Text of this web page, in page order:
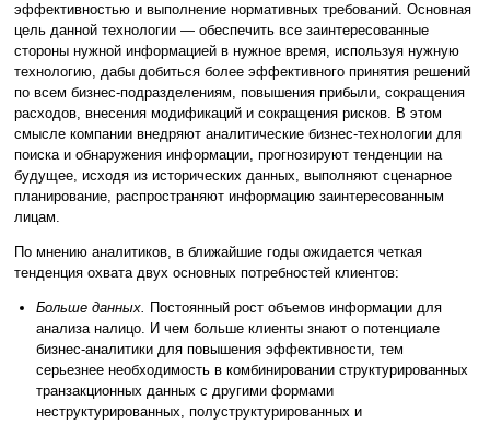
эффективностью и выполнение нормативных требований. Основная
цель данной технологии — обеспечить все заинтересованные
стороны нужной информацией в нужное время, используя нужную
технологию, дабы добиться более эффективного принятия решений
по всем бизнес-подразделениям, повышения прибыли, сокращения
расходов, внесения модификаций и сокращения рисков. В этом
смысле компании внедряют аналитические бизнес-технологии для
поиска и обнаружения информации, прогнозируют тенденции на
будущее, исходя из исторических данных, выполняют сценарное
планирование, распространяют информацию заинтересованным
лицам.
По мнению аналитиков, в ближайшие годы ожидается четкая
тенденция охвата двух основных потребностей клиентов:
Больше данных. Постоянный рост объемов информации для
анализа налицо. И чем больше клиенты знают о потенциале
бизнес-аналитики для повышения эффективности, тем
серьезнее необходимость в комбинировании структурированных
транзакционных данных с другими формами
неструктурированных, полуструктурированных и